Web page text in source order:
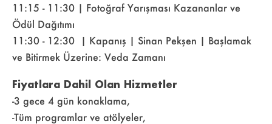
11:15 - 11:30 | Fotoğraf Yarışması Kazananlar ve
Ödül Dağıtımı
11:30 - 12:30 | Kapanış | Sinan Pekşen | Başlamak
ve Bitirmek Üzerine: Veda Zamanı
Fiyatlara Dahil Olan Hizmetler
-3 gece 4 gün konaklama,
-Tüm programlar ve atölyeler,